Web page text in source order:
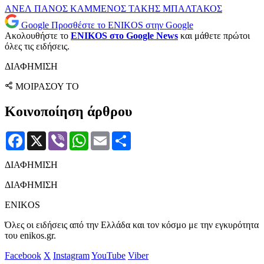
ΑΝΕΛ ΠΑΝΟΣ ΚΑΜΜΕΝΟΣ ΤΑΚΗΣ ΜΠΑΛΤΑΚΟΣ
Google Προσθέστε το ENIKOS στην Google
Ακολουθήστε το ENIKOS στο Google News και μάθετε πρώτοι
όλες τις ειδήσεις.
ΔΙΑΦΗΜΙΣΗ
ΜΟΙΡΑΣΟΥ ΤΟ
Κοινοποίηση άρθρου
Facebook
X Viber WhatsApp
Email
ΔΙΑΦΗΜΙΣΗ
ΔΙΑΦΗΜΙΣΗ
ENIKOS
Όλες οι ειδήσεις από την Ελλάδα και τον κόσμο με την εγκυρότητα
του enikos.gr.
Facebook X InstagramYouTube Viber